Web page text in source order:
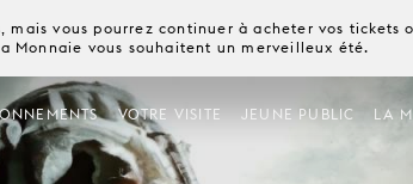
mais vous pourrez continuer à acheter vos
Monnaie vous souhaitent un merveilleux été.
VOTRE VISITE JEUNE PUBLIC LA